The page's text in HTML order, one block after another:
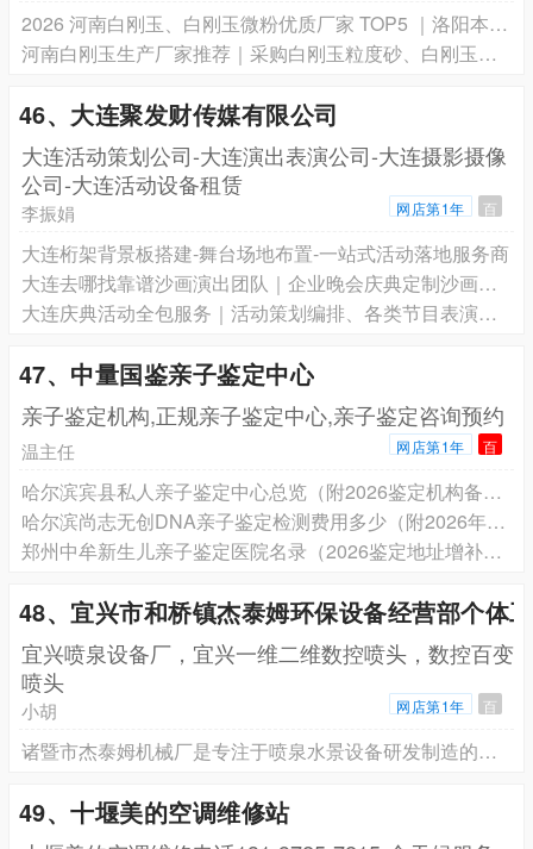
2026 河南白刚玉、白刚玉微粉优质厂家 TOP5 ｜洛阳本土 0.3μm 超细微粉供货实力盘点
河南白刚玉生产厂家推荐｜采购白刚玉粒度砂、白刚玉微粉认准实力源头厂
46、大连聚发财传媒有限公司
大连活动策划公司-大连演出表演公司-大连摄影摄像
公司-大连活动设备租赁
李振娟 网店第1年 百
大连桁架背景板搭建-舞台场地布置-一站式活动落地服务商
大连去哪找靠谱沙画演出团队｜企业晚会庆典定制沙画表演公司
大连庆典活动全包服务｜活动策划编排、各类节目表演、现场摄像跟拍、器材设备租赁
47、中量国鉴亲子鉴定中心
亲子鉴定机构,正规亲子鉴定中心,亲子鉴定咨询预约
温主任 网店第1年 百
哈尔滨宾县私人亲子鉴定中心总览（附2026鉴定机构备案名录）
哈尔滨尚志无创DNA亲子鉴定检测费用多少（附2026年鉴定机构名单汇总）
郑州中牟新生儿亲子鉴定医院名录（2026鉴定地址增补速查）
48、宜兴市和桥镇杰泰姆环保设备经营部个体
宜兴喷泉设备厂，宜兴一维二维数控喷头，数控百变
喷头
小胡 网店第1年 百
诸暨市杰泰姆机械厂是专注于喷泉水景设备研发制造的专业厂家，主营一维二维数控喷头、数控多仪喷头及数控百变喷头等配套水景设备，并在江苏省宜兴市和桥镇鹅洲南路248号，数码喷头设有直营门店
49、十堰美的空调维修站